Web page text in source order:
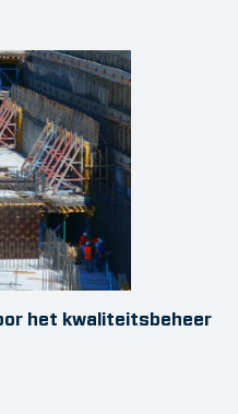
het kwaliteitsbeheer